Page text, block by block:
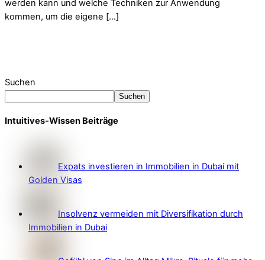
werden kann und welche Techniken zur Anwendung
kommen, um die eigene […]
Suchen
Suchen
Intuitives-Wissen Beiträge
Expats investieren in Immobilien in Dubai mit
Golden Visas
Insolvenz vermeiden mit Diversifikation durch
Immobilien in Dubai